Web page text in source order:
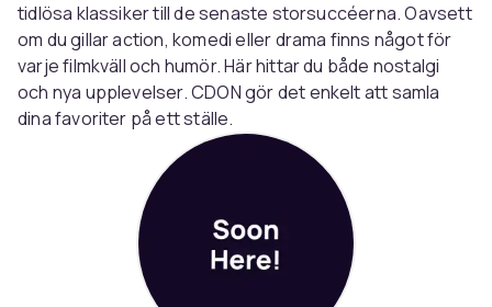
tidlösa klassiker till de senaste storsuccéerna. Oavsett
om du gillar action, komedi eller drama finns något för
varje filmkväll och humör. Här hittar du både nostalgi
och nya upplevelser. CDON gör det enkelt att samla
dina favoriter på ett ställe.